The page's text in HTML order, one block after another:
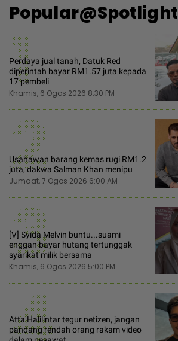
Popular@Spotlight
1
Perdaya jual tanah, Datuk Red
diperintah bayar RM1.57 juta kepada
17 pembeli
Khamis, 6 Ogos 2026 8:30 PM
2
Usahawan barang kemas rugi RM1.2
juta, dakwa Salman Khan menipu
Jumaat, 7 Ogos 2026 6:00 AM
3
[V] Syida Melvin buntu...suami
enggan bayar hutang tertunggak
syarikat milik bersama
Khamis, 6 Ogos 2026 5:00 PM
4
Atta Halilintar tegur netizen, jangan
pandang rendah orang rakam video